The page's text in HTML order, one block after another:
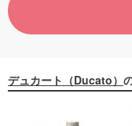
デュカート（Ducato）